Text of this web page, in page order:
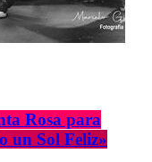
Rosa para
un Sol Feliz»